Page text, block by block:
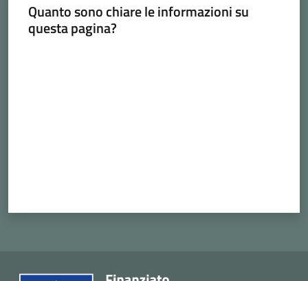
Quanto sono chiare le informazioni su
questa pagina?